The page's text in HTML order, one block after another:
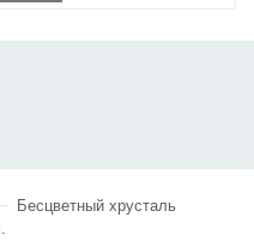
Бесцветный хрусталь